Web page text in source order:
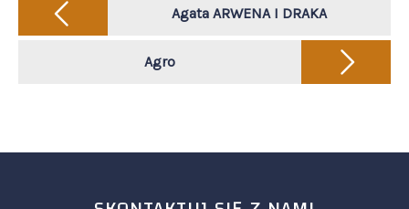
navigation Agata ARWENA I DRAKA
Agro